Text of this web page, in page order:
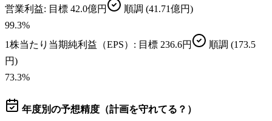
営業利益: 目標 42.0億円 順調 (41.71億円)
99.3%
1株当たり当期純利益（EPS） : 目標 236.6円 順調 (173.5
円)
73.3%
年度別の予想精度（計画を守れてる？）